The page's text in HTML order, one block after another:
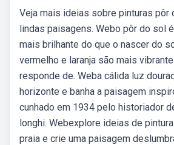
Veja mais ideias sobre pinturas pôr
lindas paisagens. Webo pôr do sol
mais brilhante do que o nascer do
vermelho e laranja são mais
responde de. Weba cálida luz
horizonte e banha a paisagem
cunhado em 1934 pelo historiador
longhi. Webexplore ideias de
praia e crie uma paisagem